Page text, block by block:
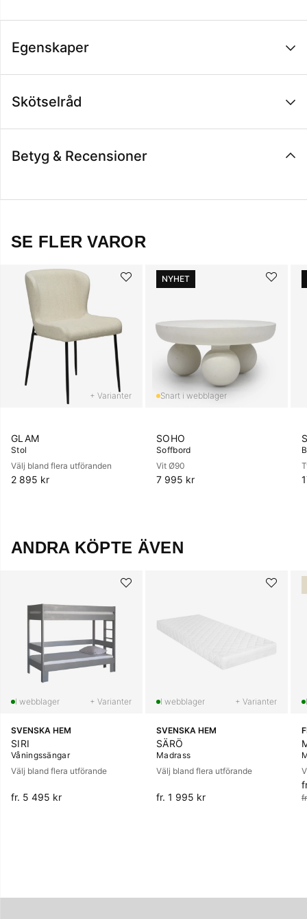
Egenskaper
Skötselråd
Betyg & Recensioner
SE FLER VAROR
+ Varianter
GLAM
Stol
Välj bland flera utföranden
2 895 kr
NYHET
SOHO
Soffbord
Vit Ø90
7 995 kr
ANDRA KÖPTE ÄVEN
+ Varianter
SVENSKA HEM
SIRI
Våningssängar
Välj bland flera utförande
fr. 5 495 kr
+ Varianter
SVENSKA HEM
SÄRÖ
Madrass
Välj bland flera utförande
fr. 1 995 kr